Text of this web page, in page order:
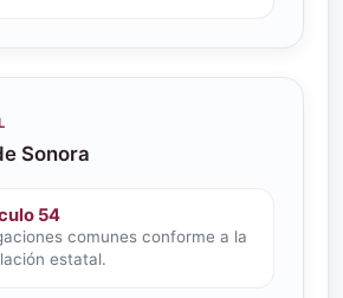
Sonora
54
comunes conforme a la
estatal.